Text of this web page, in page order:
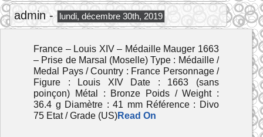
admin - lundi, décembre 30th, 2019
France – Louis XIV – Médaille Mauger 1663
– Prise de Marsal (Moselle) Type : Médaille /
Medal Pays / Country : France Personnage /
Figure : Louis XIV Date : 1663 (sans
poinçon) Métal : Bronze Poids / Weight :
36.4 g Diamètre : 41 mm Référence : Divo
75 Etat / Grade (US)Read On